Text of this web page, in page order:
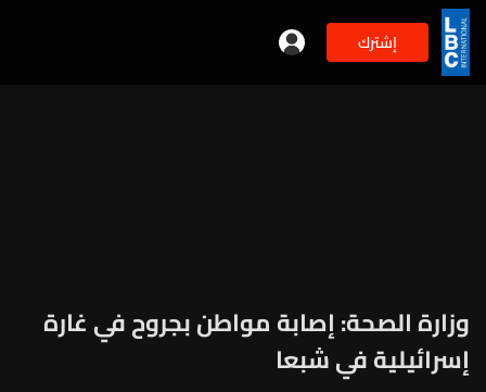
إشترك
وزارة الصحة: إصابة مواطن بجروح في غارة
إسرائيلية في شبعا